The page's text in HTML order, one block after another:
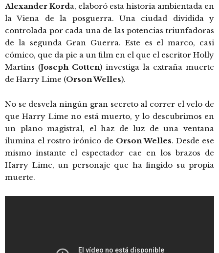
Alexander Korda, elaboró esta historia ambientada en
la Viena de la posguerra. Una ciudad dividida y
controlada por cada una de las potencias triunfadoras
de la segunda Gran Guerra. Este es el marco, casi
cómico, que da pie a un film en el que el escritor Holly
Martins (Joseph Cotten) investiga la extraña muerte
de Harry Lime (Orson Welles).
No se desvela ningún gran secreto al correr el velo de
que Harry Lime no está muerto, y lo descubrimos en
un plano magistral, el haz de luz de una ventana
ilumina el rostro irónico de Orson Welles. Desde ese
mismo instante el espectador cae en los brazos de
Harry Lime, un personaje que ha fingido su propia
muerte.